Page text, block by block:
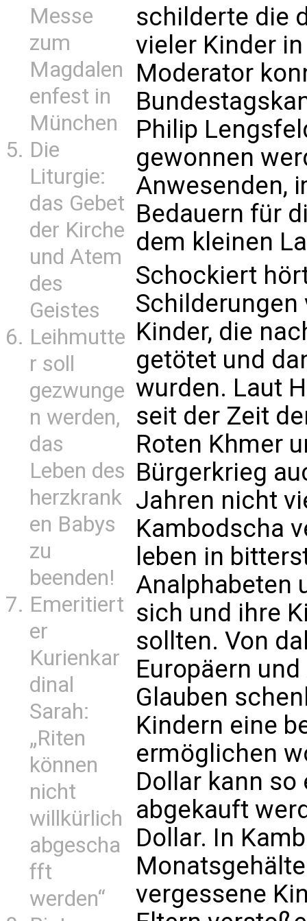
Messe
zum
Magdalen
enfest in
München
Die
Liturgie:
das Gebet
der Kirche
und Atem
des
Geistes
Leihmutte
r soll
gezwunge
n werden,
das
Leben des
herzkrank
en Babys
zu
beenden!
Emeritiert
er
Kurienkar
dinal
Sarah:
„Riten
können
nicht
willkürlich
abgescha
fft
werden“
schilderte die
vieler Kinder
Moderator
Philip
gewonnen
Anwesenden,
Bedauern für
dem kleinen
Schockiert
Kinder, die
getötet und
wurden. Laut
seit der Zeit
Roten Khmer
Bürgerkrieg
Jahren nicht
Kambodscha
leben in
Analphabeten
sich und ihre
sollten. Von
Europäern
Glauben
Kindern eine
ermöglichen
Dollar kann
abgekauft
Dollar. In
vergessene